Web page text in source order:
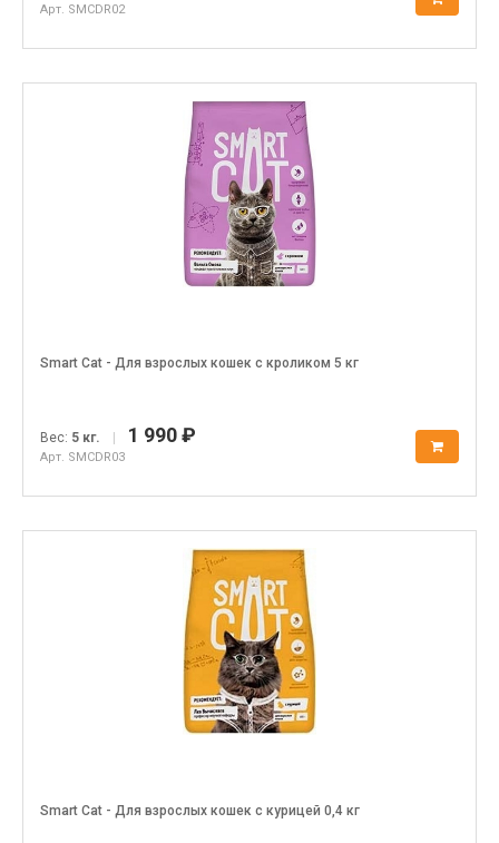
Арт. SMCDR02
Smart Cat - Для взрослых кошек с кроликом 5 кг
Вес: 5 кг. | 1 990 ₽
Арт. SMCDR03
Smart Cat - Для взрослых кошек с курицей 0,4 кг